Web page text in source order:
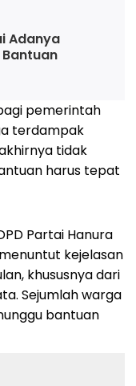
Adanya
pemerintah
terdampak
tidak
harus tepat
Partai Hanura
kejelasan
khususnya dari
Sejumlah warga
bantuan